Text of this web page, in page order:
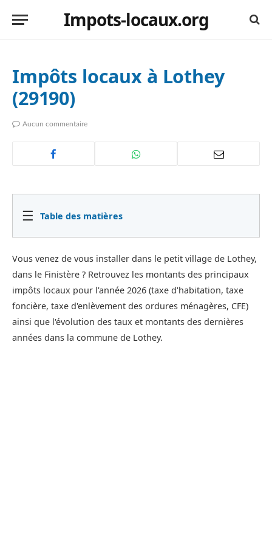
Impots-locaux.org
Impôts locaux à Lothey
(29190)
Aucun commentaire
☰ Table des matières
Vous venez de vous installer dans le petit village de Lothey,
dans le Finistère ? Retrouvez les montants des principaux
impôts locaux pour l'année 2026 (taxe d'habitation, taxe
foncière, taxe d'enlèvement des ordures ménagères, CFE)
ainsi que l'évolution des taux et montants des dernières
années dans la commune de Lothey.